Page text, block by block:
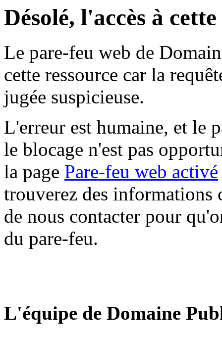
Désolé, l'accès à
Le pare-feu web de
cette ressource car la
jugée suspicieuse.
L'erreur est humaine, et le
le blocage n'est pas
la page Pare-feu web activé
trouverez des informations
de nous contacter pour
du pare-feu.
L'équipe de Domaine